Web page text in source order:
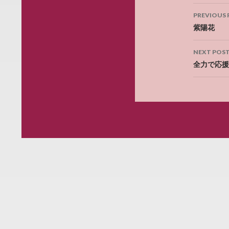
Post
PREVIOUS
紫陽花
NEXT POST
全力で応